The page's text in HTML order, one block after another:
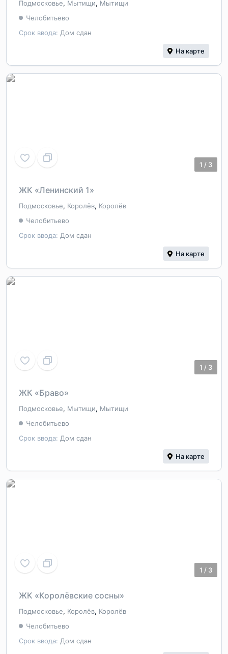
Подмосковье, Мытищи, Мытищи
Срок ввода: Дом сдан
Челобитьево
На карте
1 / 3
ЖК «Ленинский 1»
Подмосковье, Королёв, Королёв
Срок ввода: Дом сдан
Челобитьево
На карте
1 / 3
ЖК «Браво»
Подмосковье, Мытищи, Мытищи
Срок ввода: Дом сдан
Челобитьево
На карте
1 / 3
ЖК «Королёвские сосны»
Подмосковье, Королёв, Королёв
Срок ввода: Дом сдан
Челобитьево